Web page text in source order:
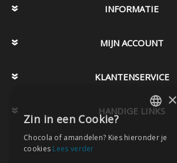
INFORMATIE
MIJN ACCOUNT
KLANTENSERVICE
HANDIGE LINKS
DUTCH
×
Zin in een Cookie?
Chocola of amandelen? Kies hieronder je
cookies Lees verder